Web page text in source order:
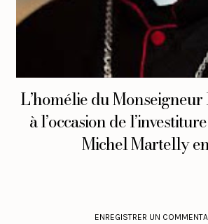
L’homélie du Monseigneur
à l’occasion de
Michel Martelly
ENREGISTRER UN